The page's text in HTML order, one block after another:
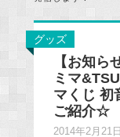
グッズ
【お知ら
ミマ
マくじ 初
ご紹介☆
2014年2月21